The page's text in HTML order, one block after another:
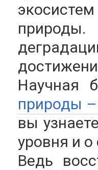
природы.
Научная
природы
вы
уровня и о
Ведь